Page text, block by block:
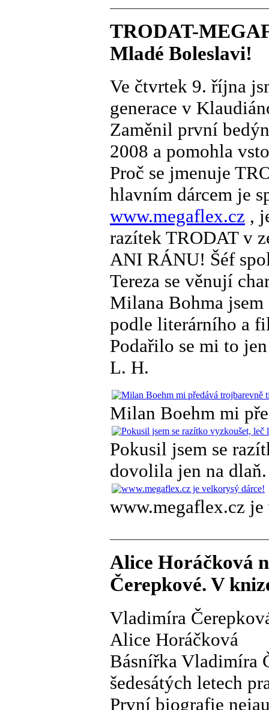
TRODAT-
Mladé Boleslavi!
Ve čtvrtek 9. října
generace v
Zaměnil první
2008 a pomohla
Proč se jmenuje
hlavním dárcem je
www.megaflex.cz ,
razítek TRODAT v
ANI RÁNU! Šéf
Tereza se věnují
Milana Bohma
podle literárního a
Podařilo se mi to
L. H.
Milan Boehm mi
Pokusil jsem se
dovolila jen na dlaň.
www.megaflex.cz
Alice Horáčková
Čerepkové. V
Vladimíra
Alice Horáčková
Básnířka Vladimíra
šedesátých letech
První biografie